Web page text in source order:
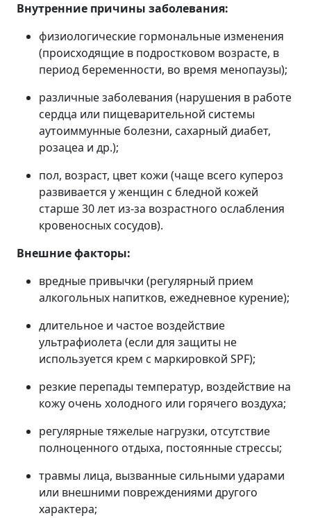
Внутренние причины заболевания:
физиологические гормональные изменения
(происходящие в подростковом возрасте, в
период беременности, во время менопаузы);
различные заболевания (нарушения в работе
сердца или пищеварительной системы
аутоиммунные болезни, сахарный диабет,
розацеа и др.);
пол, возраст, цвет кожи (чаще всего купероз
развивается у женщин с бледной кожей
старше 30 лет из-за возрастного ослабления
кровеносных сосудов).
Внешние факторы:
вредные привычки (регулярный прием
алкогольных напитков, ежедневное курение);
длительное и частое воздействие
ультрафиолета (если для защиты не
используется крем с маркировкой SPF);
резкие перепады температур, воздействие на
кожу очень холодного или горячего воздуха;
регулярные тяжелые нагрузки, отсутствие
полноценного отдыха, постоянные стрессы;
травмы лица, вызванные сильными ударами
или внешними повреждениями другого
характера;